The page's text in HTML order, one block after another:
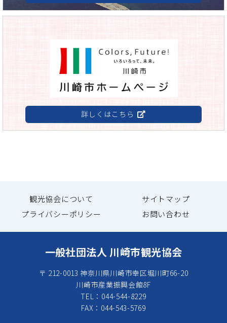
詳しくはこちら
観光協会について
サイトマップ
プライバシーポリシー
お問い合わせ
一般社団法人 川崎市観光協会
〒 212-0013 神奈川県川崎市幸区堀川町66-20
川崎市産業振興会館8F
TEL：044-544-8229
FAX：044-543-5769